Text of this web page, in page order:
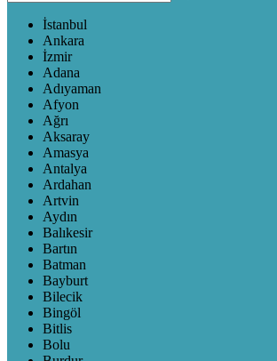
İstanbul
Ankara
İzmir
Adana
Adıyaman
Afyon
Ağrı
Aksaray
Amasya
Antalya
Ardahan
Artvin
Aydın
Balıkesir
Bartın
Batman
Bayburt
Bilecik
Bingöl
Bitlis
Bolu